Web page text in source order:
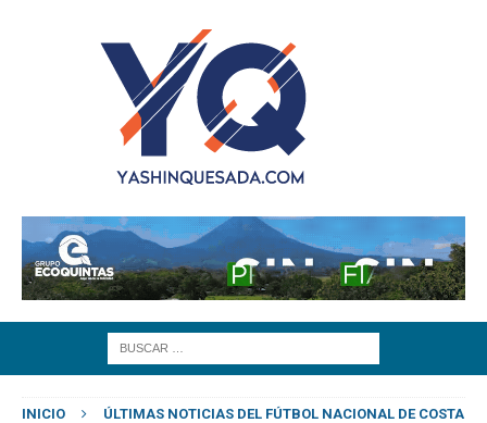
INICIO
ÚLTIMAS NOTICIAS DEL FÚTBOL NACIONAL DE COSTA